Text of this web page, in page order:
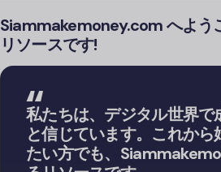
Siammakemoney.com へよう
リソースです!
私たちは、デジタル世界
と信じています。これか
たい方でも、